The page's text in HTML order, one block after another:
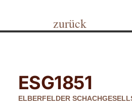
zurück
ESG1851
ELBERFELDER